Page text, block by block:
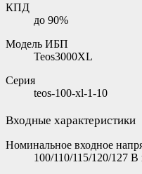
КПД
до 90%
Модель ИБП
Teos3000XL
Серия
teos-100-xl-1-10
Входные характеристики
Номинальное входное
100/110/115/120/127